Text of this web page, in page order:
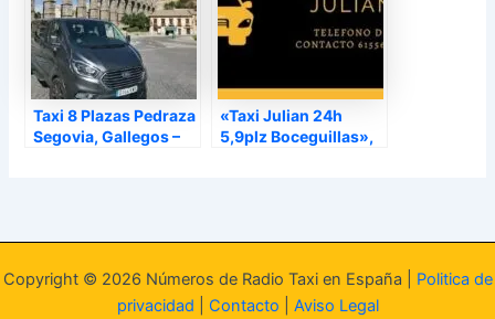
Taxi 8 Plazas Pedraza
Segovia, Gallegos –
«Taxi Julian 24h
5,9plz Boceguillas»,
Copyright © 2026 Números de Radio Taxi en España | Politica de
privacidad
Contacto Aviso Legal